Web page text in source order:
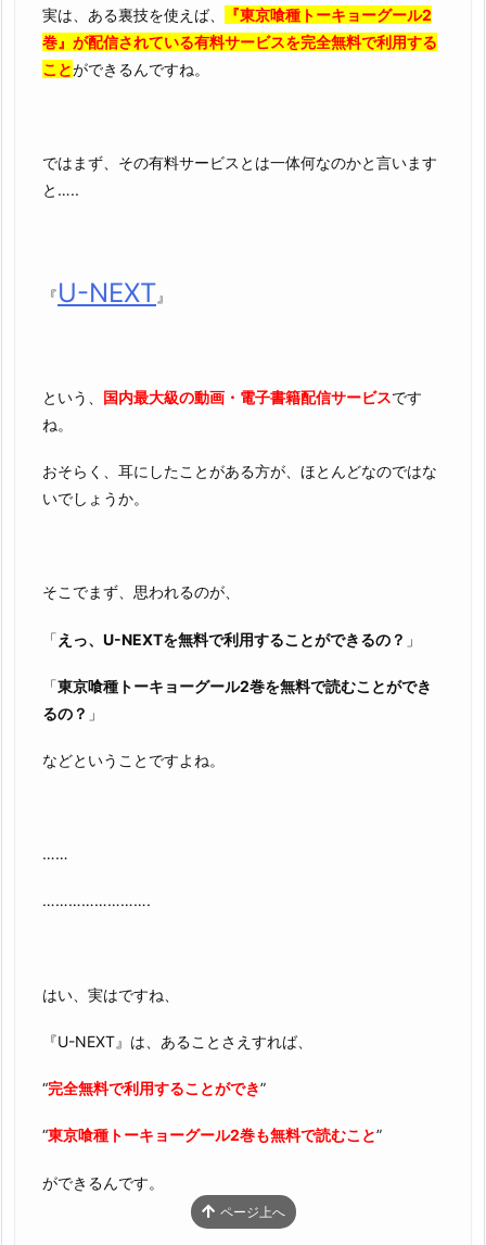
実は、ある裏技を使えば、
『東京喰種トーキョーグール2
巻』が配信されている有料サービスを完全無料で利用する
ことができるんですね。
ではまず、その有料サービスとは一体何なのかと言います
と…..
『U-NEXT』
という、 国内最大級の動画・電子書籍配信サービスです
ね。
おそらく、耳にしたことがある方が、ほとんどなのではな
いでしょうか。
そこでまず、思われるのが、
「えっ、U-NEXTを無料で利用することができるの？ 」
「東京喰種トーキョーグール2巻を無料で読むことができ
るの？ 」
などということですよね。
……
…………………….
はい、実はですね、
『U-NEXT』は、あることさえすれば、
“完全無料で利用することができ”
“東京喰種トーキョーグール2巻も無料で読むこと”
ができるんです。
ページ上へ